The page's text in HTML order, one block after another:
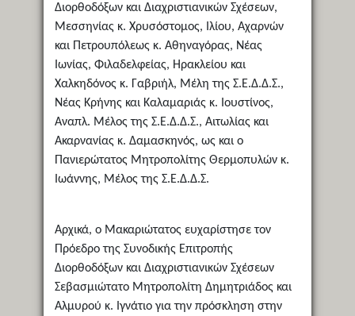
Διορθοδόξων και Διαχριστιανικών Σχέσεων,
Μεσσηνίας κ. Χρυσόστομος, Ιλίου, Αχαρνών
και Πετρουπόλεως κ. Αθηναγόρας, Νέας
Ιωνίας, Φιλαδελφείας, Ηρακλείου και
Χαλκηδόνος κ. Γαβριήλ, Μέλη της Σ.Ε.Δ.Δ.Σ.,
Νέας Κρήνης και Καλαμαριάς κ. Ιουστίνος,
Αναπλ. Μέλος της Σ.Ε.Δ.Δ.Σ., Αιτωλίας και
Ακαρνανίας κ. Δαμασκηνός, ως και ο
Πανιερώτατος Μητροπολίτης Θερμοπυλών κ.
Ιωάννης, Μέλος της Σ.Ε.Δ.Δ.Σ.
Αρχικά, ο Μακαριώτατος ευχαρίστησε τον
Πρόεδρο της Συνοδικής Επιτροπής
Διορθοδόξων και Διαχριστιανικών Σχέσεων
Σεβασμιώτατο Μητροπολίτη Δημητριάδος και
Αλμυρού κ. Ιγνάτιο για την πρόσκληση στην